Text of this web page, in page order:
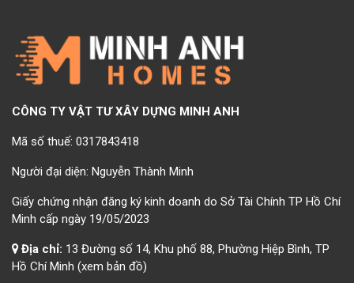
CÔNG TY VẬT TƯ XÂY DỰNG MINH ANH
Mã số thuế: 0317843418
Người đại diện: Nguyễn Thành Minh
Giấy chứng nhận đăng ký kinh doanh do Sở Tài Chính TP Hồ Chí
Minh cấp ngày 19/05/2023
Địa chỉ: 13 Đường số 14, Khu phố 88, Phường Hiệp Bình, TP
Hồ Chí Minh (xem bản đồ)